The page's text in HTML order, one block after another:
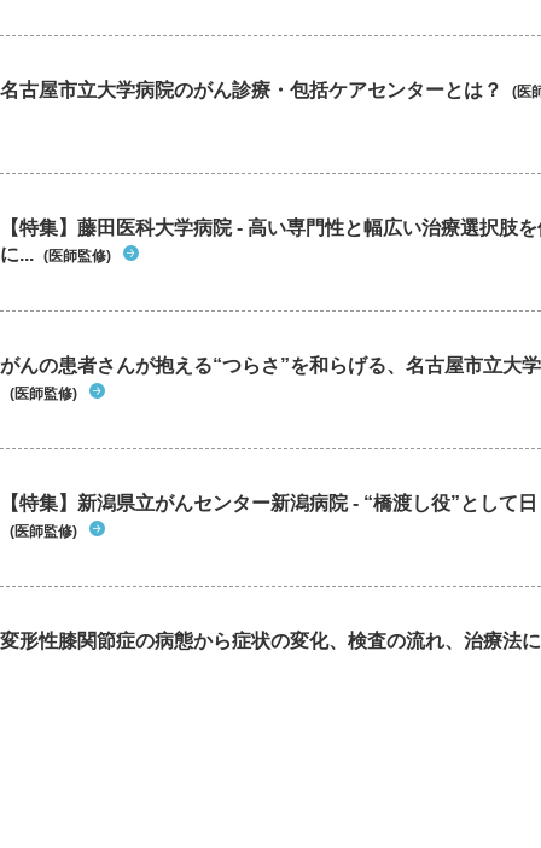
名古屋市立大学病院のがん診療・包括ケアセンターとは？ (医
【特集】藤田医科大学病院 - 高い専門性と幅広い治療選択肢
に... (医師監修)
がんの患者さんが抱える“つらさ”を和らげる、名古屋市立大
(医師監修)
【特集】新潟県立がんセンター新潟病院 - “橋渡し役”として
(医師監修)
変形性膝関節症の病態から症状の変化、検査の流れ、治療法